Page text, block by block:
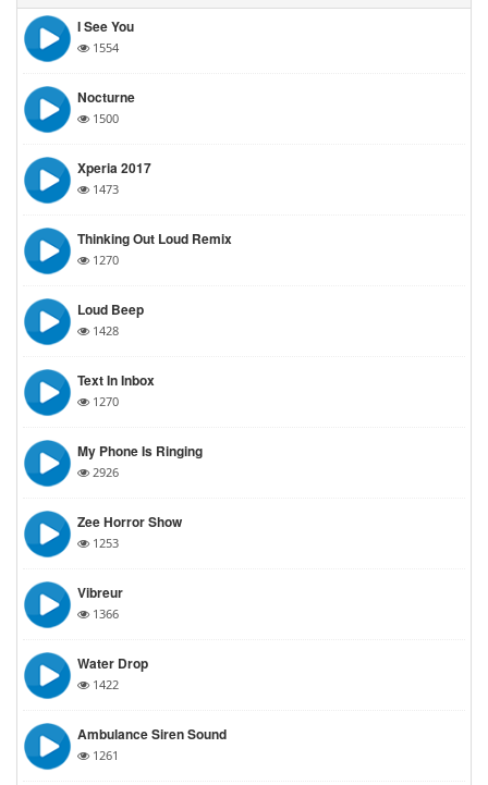
I See You
1554
Nocturne
1500
Xperia 2017
1473
Thinking Out Loud Remix
1270
Loud Beep
1428
Text In Inbox
1270
My Phone Is Ringing
2926
Zee Horror Show
1253
Vibreur
1366
Water Drop
1422
Ambulance Siren Sound
1261